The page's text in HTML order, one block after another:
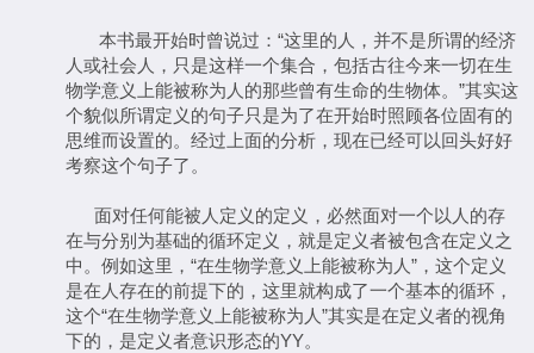
本书最开始时曾说过：“这里的人，并不是所谓的经济
人或社会人，只是这样一个集合，包括古往今来一切在生
物学意义上能被称为人的那些曾有生命的生物体。”其实这
个貌似所谓定义的句子只是为了在开始时照顾各位固有的
思维而设置的。经过上面的分析，现在已经可以回头好好
考察这个句子了。
面对任何能被人定义的定义，必然面对一个以人的存
在与分别为基础的循环定义，就是定义者被包含在定义之
中。例如这里，“在生物学意义上能被称为人”，这个定义
是在人存在的前提下的，这里就构成了一个基本的循环，
这个“在生物学意义上能被称为人”其实是在定义者的视角
下的，是定义者意识形态的YY。